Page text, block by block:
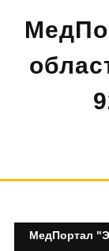
содержимому
МедПортал